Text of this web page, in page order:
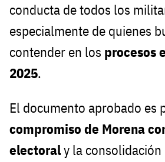
conducta de todos los
especialmente de quienes
contender en los procesos
2025.
El documento aprobado es
compromiso de Morena
electoraly la